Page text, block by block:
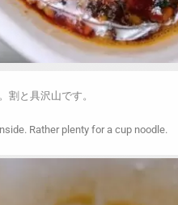
割と具沢山です。
Rather plenty for a cup noodle.